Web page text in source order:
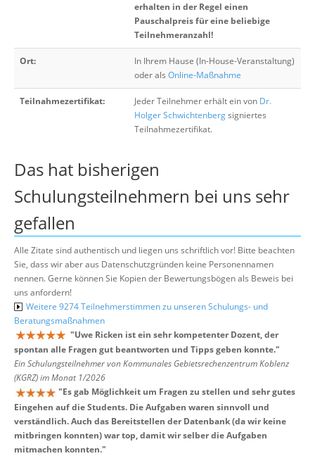
erhalten in der Regel einen
Pauschalpreis für eine beliebige
Teilnehmeranzahl!
Ort:
In Ihrem Hause (In-House-Veranstaltung)
oder als Online-Maßnahme
Teilnahmezertifikat: Jeder Teilnehmer erhält ein von Dr.
Holger Schwichtenbergsigniertes
Teilnahmezertifikat.
Das hat bisherigen
Schulungsteilnehmern bei uns sehr
gefallen
Alle Zitate sind authentisch und liegen uns schriftlich vor! Bitte beachten
Sie, dass wir aber aus Datenschutzgründen keine Personennamen
nennen. Gerne können Sie Kopien der Bewertungsbögen als Beweis bei
uns anfordern!
Weitere 9274 Teilnehmerstimmen zu unseren Schulungs- und
Beratungsmaßnahmen
"Uwe Ricken ist ein sehr kompetenter Dozent, der
spontan alle Fragen gut beantworten und Tipps geben konnte."
Ein Schulungsteilnehmer von Kommunales Gebietsrechenzentrum Koblenz
(KGRZ) im Monat 1/2026
"Es gab Möglichkeit um Fragen zu stellen und sehr gutes
Eingehen auf die Students. Die Aufgaben waren sinnvoll und
verständlich. Auch das Bereitstellen der Datenbank (da wir keine
mitbringen konnten) war top, damit wir selber die Aufgaben
mitmachen konnten."